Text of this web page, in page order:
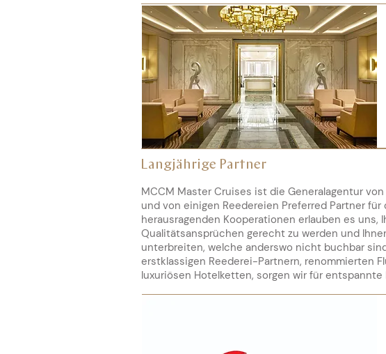
Langjährige Partner
MCCM Master Cruises ist die Generalagentur
und von einigen Reedereien Preferred Partner für
herausragenden Kooperationen erlauben es uns,
Qualitätsansprüchen gerecht zu werden und
unterbreiten, welche anderswo nicht buchbar
erstklassigen Reederei-Partnern, renommierten
luxuriösen Hotelketten, sorgen wir für entspannte